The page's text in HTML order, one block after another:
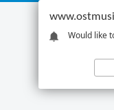
Would like